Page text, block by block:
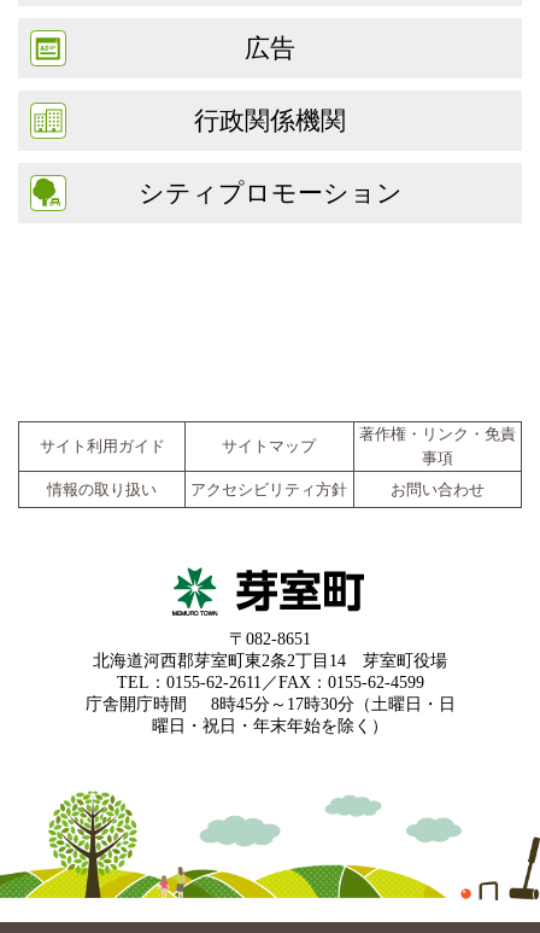
広告
行政関係機関
シティプロモーション
サイト利用ガイド サイトマップ
著作権・リンク・免責
事項
情報の取り扱い
アクセシビリティ方針 お問い合わせ
〒082-8651
北海道河西郡芽室町東2条2丁目14 芽室町役場
TEL：0155-62-2611／FAX：0155-62-4599
庁舎開庁時間
8時45分～17時30分（土曜日・日
曜日・祝日・年末年始を除く）